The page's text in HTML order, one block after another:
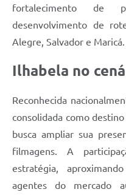
fortalecimento de
desenvolvimento de
Alegre, Salvador e Maricá.
Ilhabela no
Reconhecida
consolidada como
busca ampliar sua
filmagens. A
estratégia,
agentes do mercado